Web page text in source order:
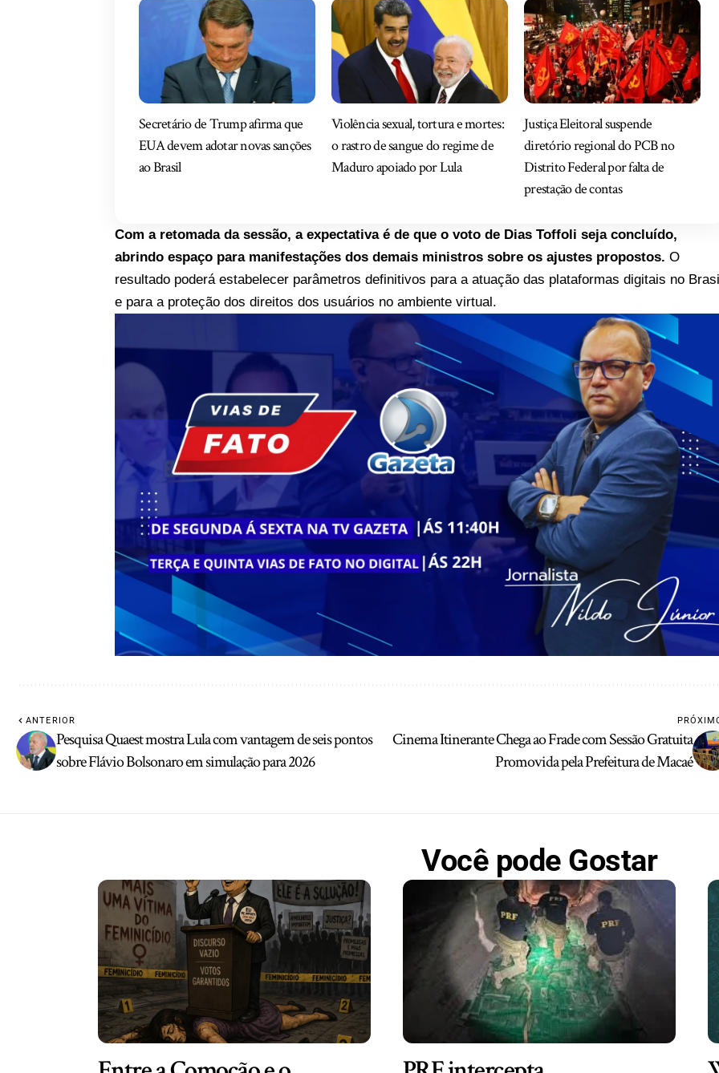
Secretário de Trump afirma que
EUA devem adotar novas sanções
ao Brasil
Violência sexual, tortura e mortes:
o rastro de sangue do regime de
Maduro apoiado por Lula
Justiça Eleitoral suspende
diretório regional do PCB no
Distrito Federal por falta de
prestação de contas
Com a retomada da sessão, a expectativa é de que o voto de Dias Toffoli seja concluído,
abrindo espaço para manifestações dos demais ministros sobre os ajustes propostos. O
resultado poderá estabelecer parâmetros definitivos para a atuação das plataformas digitais no
e para a proteção dos direitos dos usuários no ambiente virtual.
ANTERIOR
Pesquisa Quaest mostra Lula com vantagem de seis pontos
sobre Flávio Bolsonaro em simulação para 2026
Cinema Itinerante Chega ao Frade com Sessão Gratuita
Promovida pela Prefeitura de Macaé
Você pode Gostar